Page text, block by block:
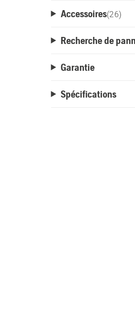
Accessoires(26)
Recherche de
Garantie
Spécifications